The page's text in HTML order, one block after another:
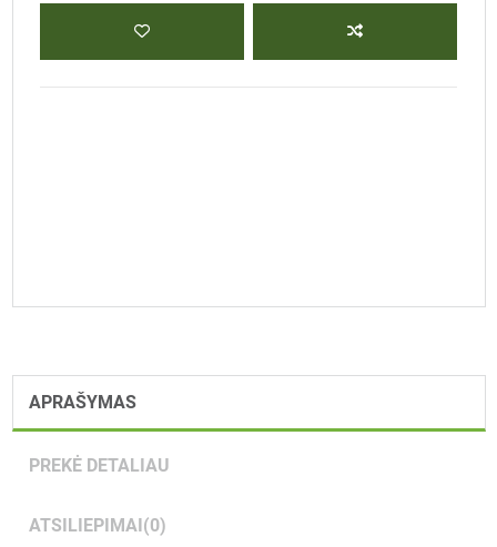
APRAŠYMAS
PREKĖ DETALIAU
ATSILIEPIMAI(0)